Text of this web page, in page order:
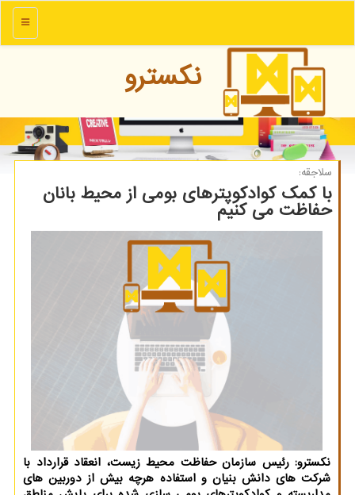
منو
نكسترو
سلاجقه:
با کمک کوادکوپترهای بومی از محیط بانان
حفاظت می کنیم
نکسترو: رئیس سازمان حفاظت محیط زیست، انعقاد قرارداد با
شرکت های دانش بنیان و استفاده هرچه بیش از دوربین های